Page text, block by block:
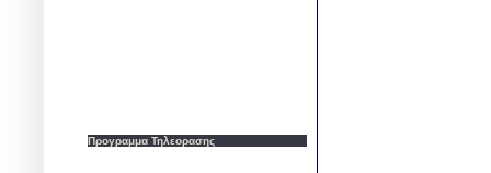
Προγραμμα Τηλεορασης